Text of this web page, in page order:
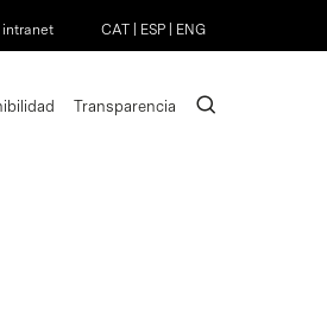
CAT ESP ENG
Transparencia search